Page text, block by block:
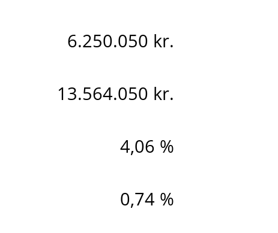
6.250.050 kr.
13.564.050 kr.
4,06 %
0,74 %